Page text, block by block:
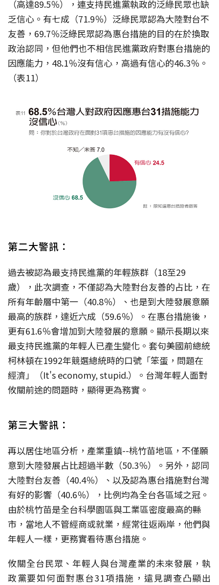
（高達89.5％），連支持民進黨執政的泛綠民眾也缺
乏信心。有七成（71.9％）泛綠民眾認為大陸對台不
友善，69.7％泛綠民眾認為惠台措施的目的在於換取
政治認同，但他們也不相信民進黨政府對惠台措施的
因應能力，48.1％沒有信心，高過有信心的46.3％。
（表11）
第二大警訊：
過去被認為最支持民進黨的年輕族群（18至29
歲），此次調查，不僅認為大陸對台友善的占比，在
所有年齡層中第一（40.8％）、也是到大陸發展意願
最高的族群，達近六成（59.6％）。在惠台措施後，
更有61.6％會增加到大陸發展的意願。顯示長期以來
最支持民進黨的年輕人已產生變化。套句美國前總統
柯林頓在1992年競選總統時的口號「笨蛋，問題在
經濟」（It's economy, stupid.）。台灣年輕人面對
攸關前途的問題時，顯得更為務實。
第三大警訊：
再以居住地區分析，產業重鎮--桃竹苗地區，不僅願
意到大陸發展占比超過半數（50.3％）。另外，認同
大陸對台友善（40.4％）、以及認為惠台措施對台灣
有好的影響（40.6％），比例均為全台各區域之冠。
由於桃竹苗是全台科學園區與工業區密度最高的縣
市，當地人不管經商或就業，經常往返兩岸，他們與
年輕人一樣，更務實看待惠台措施。
攸關全台民眾、年輕人與台灣產業的未來發展，執
政黨要如何面對惠台31項措施，遠見調查凸顯出